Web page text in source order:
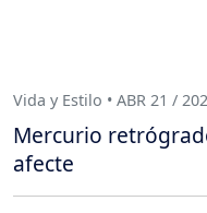
Vida y Estilo • ABR 21 /
Mercurio
afecte